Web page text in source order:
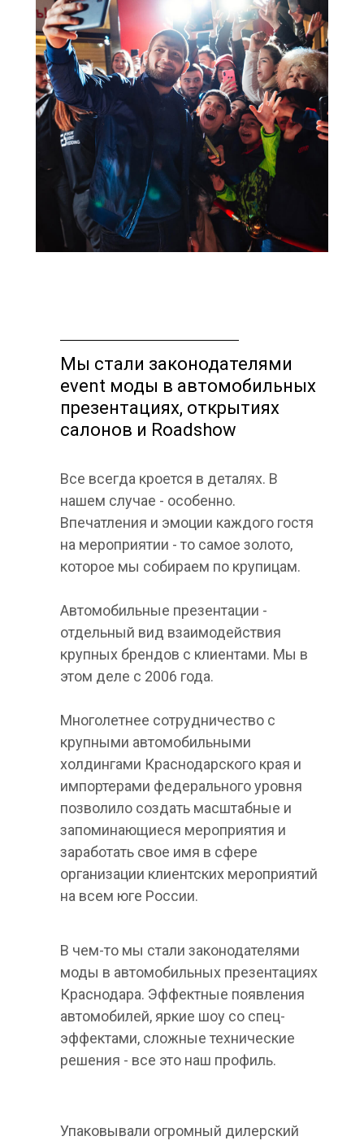
Мы стали законодателями
event моды в автомобильных
презентациях, открытиях
салонов и Roadshow
В чем-то мы стали законодателями
моды в автомобильных презентациях
Краснодара. Эффектные появления
автомобилей, яркие шоу со спец-
эффектами, сложные технические
решения - все это наш профиль.
Все всегда кроется в деталях. В
нашем случае - особенно.
Впечатления и эмоции каждого гостя
на мероприятии - то самое золото,
которое мы собираем по крупицам.
Автомобильные презентации -
отдельный вид взаимодействия
крупных брендов с клиентами. Мы в
этом деле с 2006 года.
Многолетнее сотрудничество с
крупными автомобильными
холдингами Краснодарского края и
импортерами федерального уровня
позволило создать масштабные и
запоминающиеся мероприятия и
заработать свое имя в сфере
организации клиентских мероприятий
на всем юге России.
Упаковывали огромный дилерский